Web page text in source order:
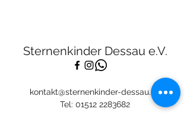
Sternenkinder Dessau e.V.
Tel: 01512 2283682
kontakt@sternenkinder-dessau.de